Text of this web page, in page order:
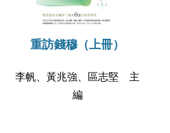
重訪錢穆（上冊）
李帆、黃兆強、區志堅 主
編